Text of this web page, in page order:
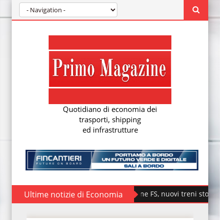
Quotidiano di economia dei
trasporti, shipping
ed infrastrutture
Ultime notizie di EconomiaFondazione FS, nuovi treni storici speciali